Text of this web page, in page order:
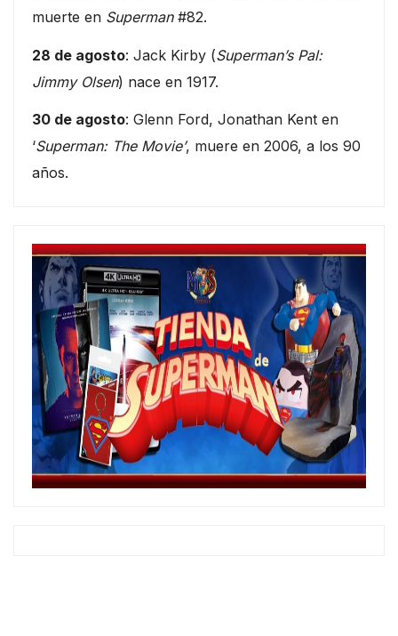
muerte en Superman#82.
28 de agosto: Jack Kirby (Superman’s Pal:
Jimmy Olsen) nace en 1917.
30 de agosto: Glenn Ford, Jonathan Kent en
‘Superman: The Movie’, muere en 2006, a los 90
años.